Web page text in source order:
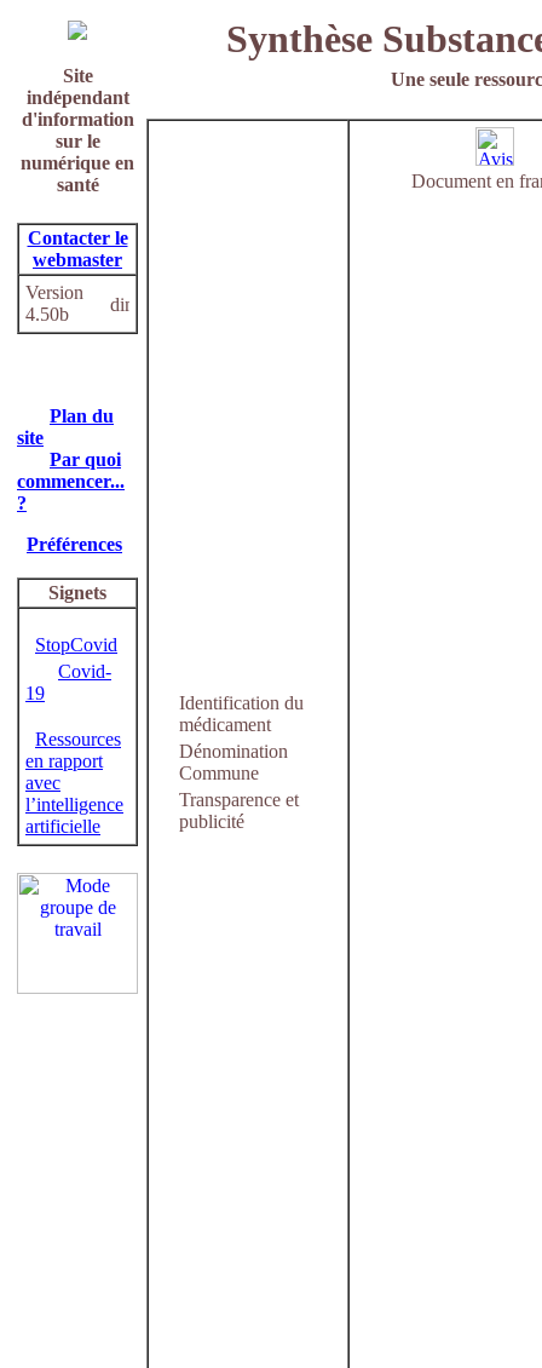
Site
indépendant
d'information
sur le
numérique en
santé
Contacter le
webmaster
Version
4.50b
Plan du
site
Par quoi
commencer...
?
Préférences
Signets
StopCovid
Covid-
19
Ressources
en rapport
avec
l’intelligence
artificielle
Synthèse
Une seule
Identification du
médicament
Dénomination
Commune
Transparence et
publicité
Document en